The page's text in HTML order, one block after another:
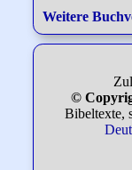
Weitere
©
Bibeltexte,